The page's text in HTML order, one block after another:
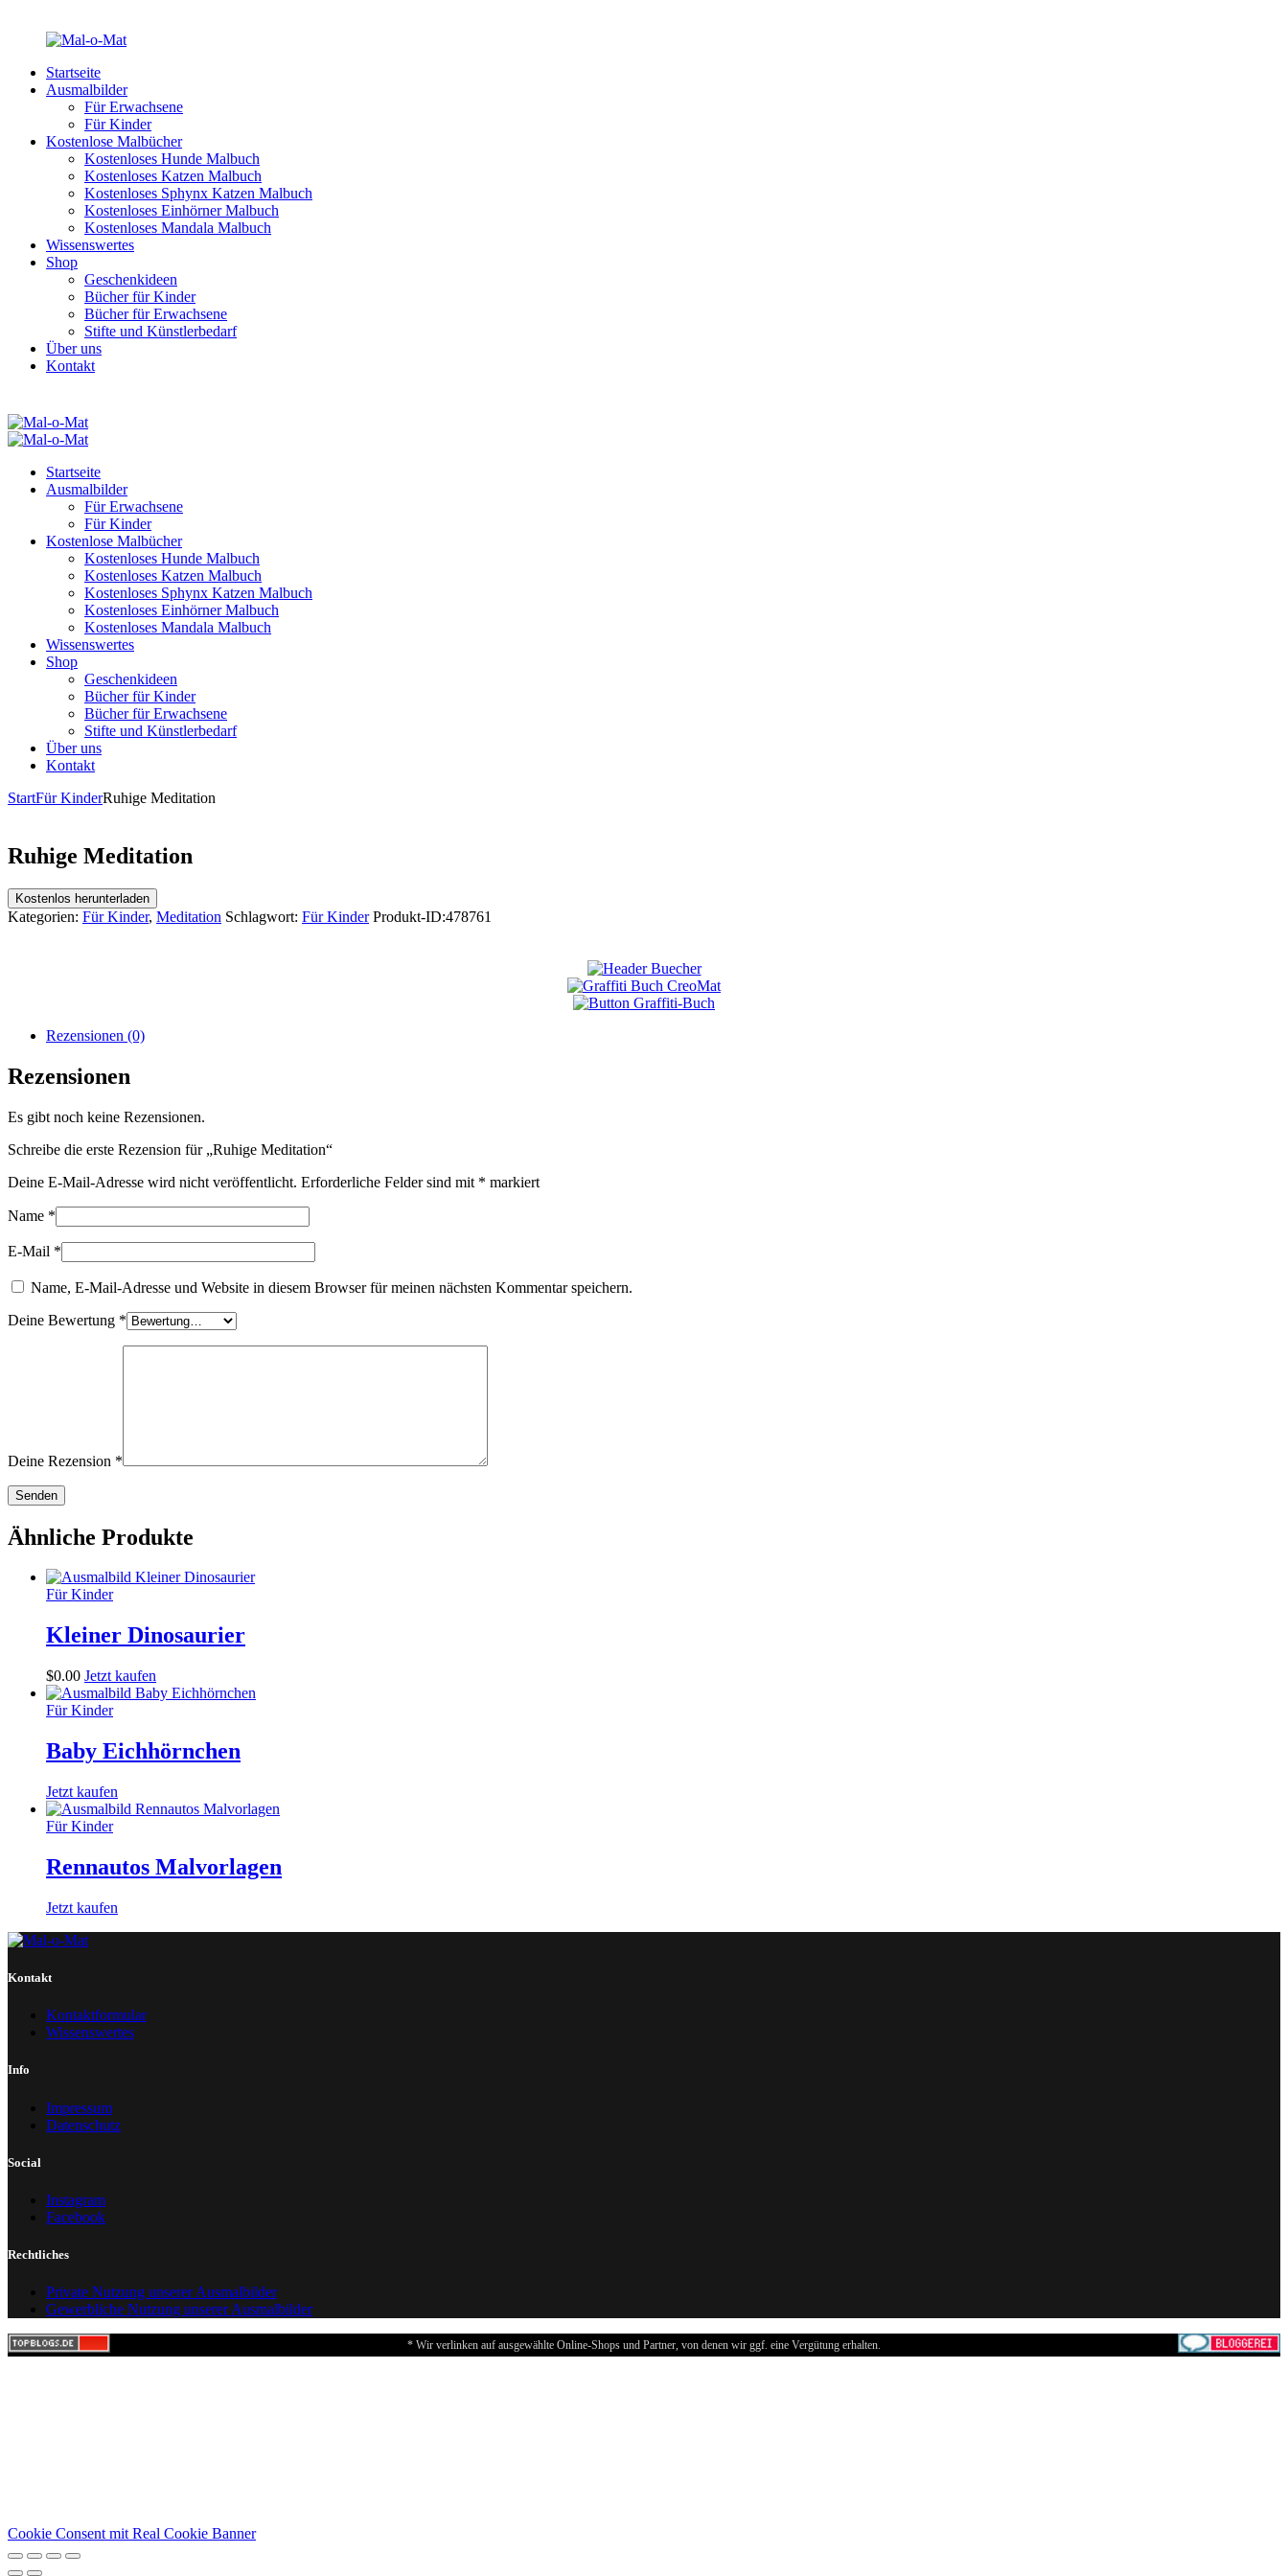
Startseite
Ausmalbilder
Für Erwachsene
Für Kinder
Kostenlose Malbücher
Kostenloses Hunde Malbuch
Kostenloses Katzen Malbuch
Kostenloses Sphynx Katzen Malbuch
Kostenloses Einhörner Malbuch
Kostenloses Mandala Malbuch
Wissenswertes
Shop
Geschenkideen
Bücher für Kinder
Bücher für Erwachsene
Stifte und Künstlerbedarf
Über uns
Kontakt
Startseite
Ausmalbilder
Für Erwachsene
Für Kinder
Kostenlose Malbücher
Kostenloses Hunde Malbuch
Kostenloses Katzen Malbuch
Kostenloses Sphynx Katzen Malbuch
Kostenloses Einhörner Malbuch
Kostenloses Mandala Malbuch
Wissenswertes
Shop
Geschenkideen
Bücher für Kinder
Bücher für Erwachsene
Stifte und Künstlerbedarf
Über uns
Kontakt
StartFür KinderRuhige Meditation
Ruhige Meditation
Kostenlos herunterladen
Kategorien: Für Kinder, Meditation Schlagwort: Für Kinder Produkt-ID:478761
Rezensionen (0)
Rezensionen
Es gibt noch keine Rezensionen.
Schreibe die erste Rezension für „Ruhige Meditation“
Deine E-Mail-Adresse wird nicht veröffentlicht. Erforderliche Felder sind mit * markiert
Name *
E-Mail *
Name, E-Mail-Adresse und Website in diesem Browser für meinen nächsten Kommentar speichern.
Deine Bewertung *
Deine Rezension *
Ähnliche Produkte
Für Kinder
Kleiner Dinosaurier
$0.00 Jetzt kaufen
Für Kinder
Baby Eichhörnchen
Jetzt kaufen
Für Kinder
Rennautos Malvorlagen
Jetzt kaufen
Kontakt
Kontaktformular
Wissenswertes
Info
Impressum
Datenschutz
Social
Instagram
Facebook
Rechtliches
Private Nutzung unserer Ausmalbilder
Gewerbliche Nutzung unserer Ausmalbilder
* Wir verlinken auf ausgewählte Online-Shops und Partner, von denen wir ggf. eine Vergütung erhalten.
Cookie Consent mit Real Cookie Banner